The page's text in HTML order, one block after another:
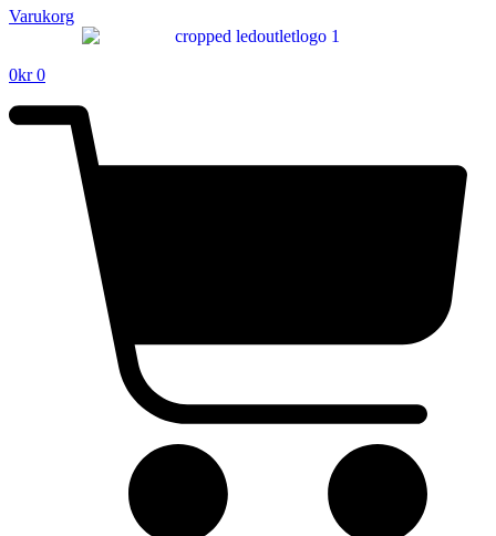
Varukorg
0kr 0